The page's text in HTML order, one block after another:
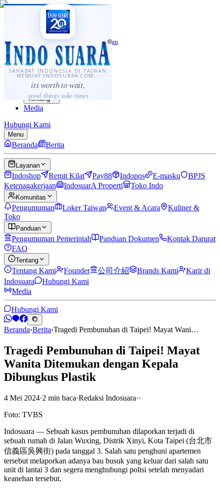
SAHABAT INDONESIA DI TAIWAN
MEMUAT INDOSUARA.COM...
its worth to wait,
good things take times
·...
⌘K
Sahabat Indonesia di Taiwan
Berita
Layanan
Komunitas
Panduan
Tentang
Media
Hubungi Kami
Menu
Beranda Berita
Layanan
Indoshop Remit Kilat Pay88 Indopos E-masku
BPJS
Ketenagakerjaan
IndosuarA Properti Toko Indo
Komunitas
Pengumuman Loker Taiwan Event & Acara
Kuliner &
Toko
Panduan
Pengumuman Pemerintah Panduan Dokumen
Kontak Darurat
FAQ
Tentang
Tentang Kami Founder 公司介紹 Brands Kami
Karir di
Indosuara
Hubungi Kami
Media
Hubungi Kami
Beranda›Berita›Tragedi Pembunuhan di Taipei! Mayat Wani…
Tragedi Pembunuhan di Taipei! Mayat
Wanita Ditemukan dengan Kepala
Dibungkus Plastik
4 Mei 2024·2 min baca·Redaksi Indosuara··
Foto: TVBS
Indosuara — Sebuah kasus pembunuhan dilaporkan terjadi di
sebuah rumah di Jalan Wuxing, Distrik Xinyi, Kota Taipei (台北市
信義區吳興街) pada tanggal 3. Salah satu penghuni apartemen
tersebut melaporkan adanya bau busuk yang keluar dari salah satu
unit di lantai 3 dan segera menghubungi polisi setelah menyadari
keanehan tersebut.